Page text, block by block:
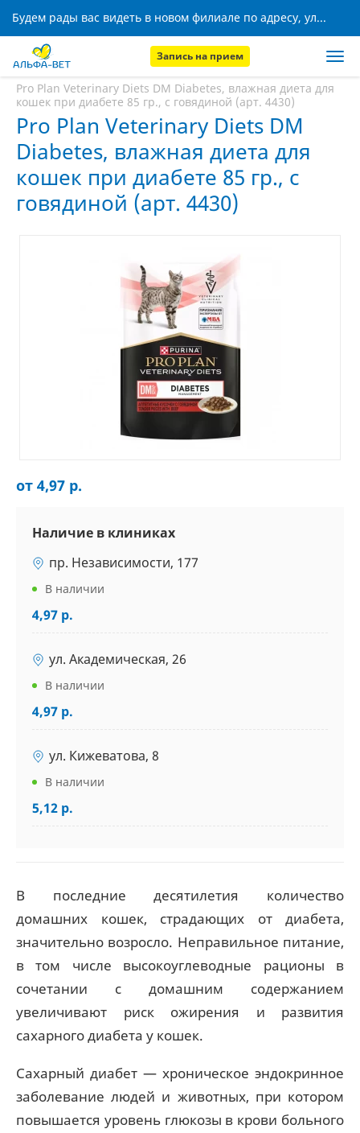
Будем рады вас видеть в новом филиале по адресу, ул. Кижеватова, 8!
Запись на прием
Главная
Pro Plan Veterinary Diets DM Diabetes, влажная диета для
кошек при диабете 85 гр., с говядиной (арт. 4430)
Pro Plan Veterinary Diets DM
Diabetes, влажная диета для
кошек при диабете 85 гр., с
говядиной (арт. 4430)
от 4,97 р.
Наличие в клиниках
пр. Независимости, 177
В наличии
4,97 р.
ул. Академическая, 26
В наличии
4,97 р.
ул. Кижеватова, 8
В наличии
5,12 р.
В последние десятилетия количество
домашних кошек, страдающих от диабета,
значительно возросло. Неправильное питание,
в том числе высокоуглеводные рационы в
сочетании с домашним содержанием
увеличивают риск ожирения и развития
сахарного диабета у кошек.
Сахарный диабет — хроническое эндокринное
заболевание людей и животных, при котором
повышается уровень глюкозы в крови больного